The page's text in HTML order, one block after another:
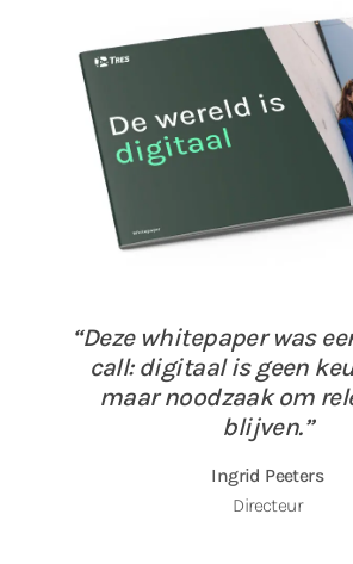
Deze whitepaper was
call: digitaal is geen
maar noodzaak om
blijven.
Ingrid Peeters
Directeur